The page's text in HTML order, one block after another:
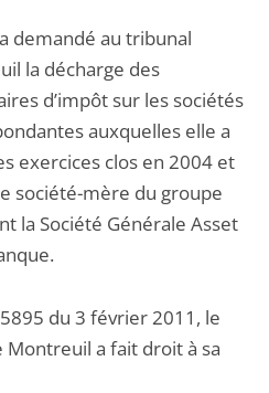
demandé au tribunal
la décharge des
d’impôt sur les sociétés
auxquelles elle a
exercices clos en 2004 et
société-mère du groupe
la Société Générale Asset
du 3 février 2011, le
a fait droit à sa